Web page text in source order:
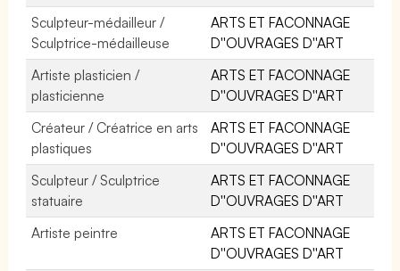
Sculpteur-médailleur /
Sculptrice-médailleuse
ARTS ET FACONNAGE
D''OUVRAGES D''ART
Artiste plasticien /
plasticienne
ARTS ET FACONNAGE
D''OUVRAGES D''ART
Créateur / Créatrice en arts
plastiques
ARTS ET FACONNAGE
D''OUVRAGES D''ART
Sculpteur / Sculptrice
statuaire
ARTS ET FACONNAGE
D''OUVRAGES D''ART
Artiste peintre
ARTS ET FACONNAGE
D''OUVRAGES D''ART